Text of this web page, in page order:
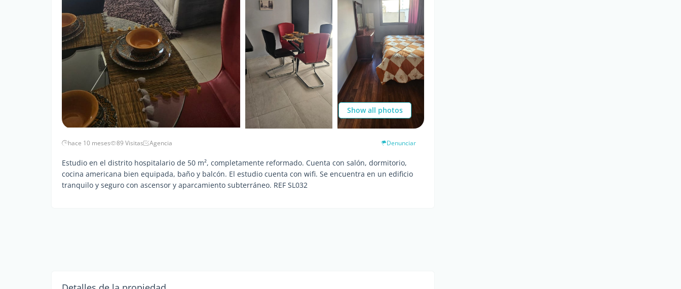
Show all photos
hace 10 meses 89 Visitas Agencia Denunciar
Estudio en el distrito hospitalario de 50 m², completamente reformado. Cuenta con salón, dormitorio,
cocina americana bien equipada, baño y balcón. El estudio cuenta con wifi. Se encuentra en un edificio
tranquilo y seguro con ascensor y aparcamiento subterráneo. REF SL032